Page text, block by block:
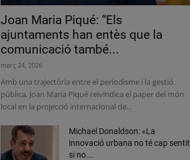
Joan Maria Piqué: “Els
ajuntaments han entès que la
comunicació també...
març 24, 2026
Amb una trajectòria entre el periodisme i la gestió
pública, Joan Maria Piqué reivindica el paper del món
local en la projecció internacional de...
Michael Donaldson: «La
innovació urbana no té cap sentit
si no...